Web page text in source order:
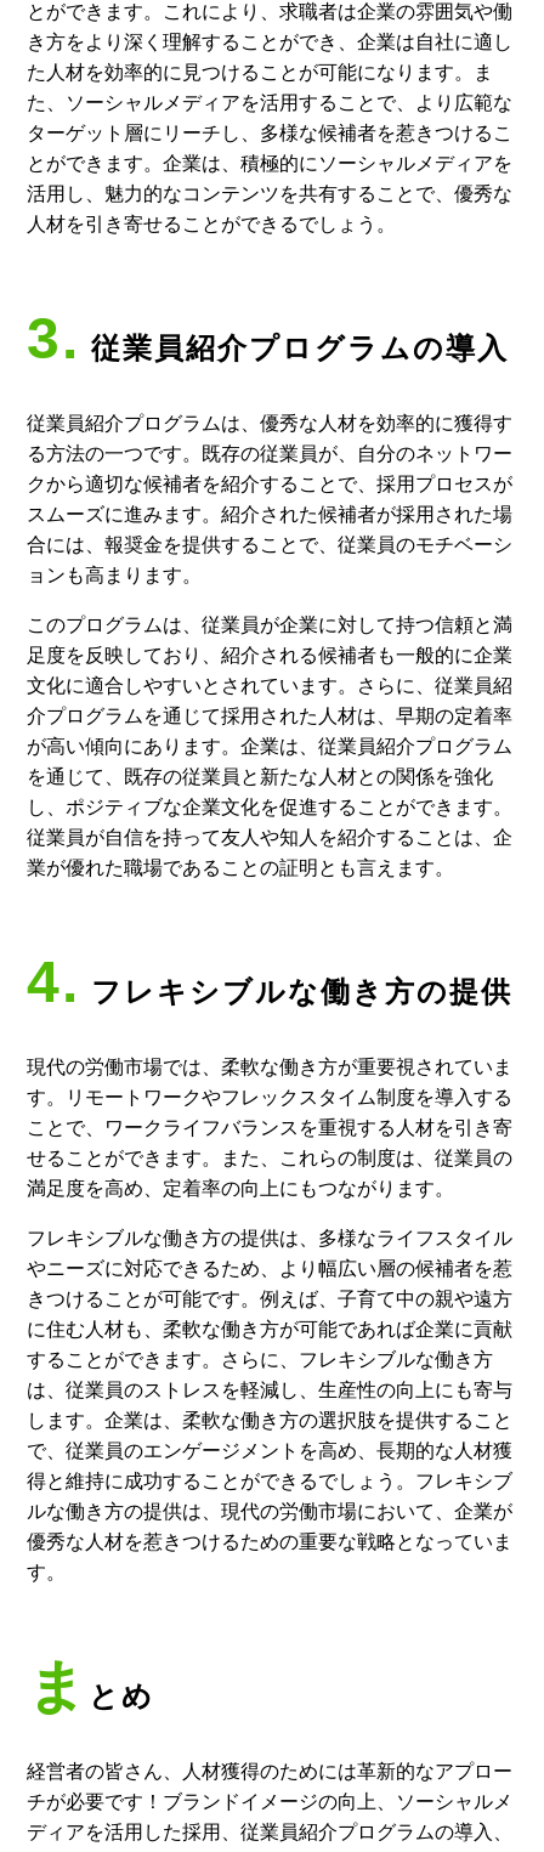
とができます。これにより、求職者は企業の雰囲気や働
き方をより深く理解することができ、企業は自社に適し
た人材を効率的に見つけることが可能になります。ま
た、ソーシャルメディアを活用することで、より広範な
ターゲット層にリーチし、多様な候補者を惹きつけるこ
とができます。企業は、積極的にソーシャルメディアを
活用し、魅力的なコンテンツを共有することで、優秀な
人材を引き寄せることができるでしょう。
3. 従業員紹介プログラムの導入
従業員紹介プログラムは、優秀な人材を効率的に獲得す
る方法の一つです。既存の従業員が、自分のネットワー
クから適切な候補者を紹介することで、採用プロセスが
スムーズに進みます。紹介された候補者が採用された場
合には、報奨金を提供することで、従業員のモチベーシ
ョンも高まります。
このプログラムは、従業員が企業に対して持つ信頼と満
足度を反映しており、紹介される候補者も一般的に企業
文化に適合しやすいとされています。さらに、従業員紹
介プログラムを通じて採用された人材は、早期の定着率
が高い傾向にあります。企業は、従業員紹介プログラム
を通じて、既存の従業員と新たな人材との関係を強化
し、ポジティブな企業文化を促進することができます。
従業員が自信を持って友人や知人を紹介することは、企
業が優れた職場であることの証明とも言えます。
4. フレキシブルな働き方の提供
現代の労働市場では、柔軟な働き方が重要視されていま
す。リモートワークやフレックスタイム制度を導入する
ことで、ワークライフバランスを重視する人材を引き寄
せることができます。また、これらの制度は、従業員の
満足度を高め、定着率の向上にもつながります。
フレキシブルな働き方の提供は、多様なライフスタイル
やニーズに対応できるため、より幅広い層の候補者を惹
きつけることが可能です。例えば、子育て中の親や遠方
に住む人材も、柔軟な働き方が可能であれば企業に貢献
することができます。さらに、フレキシブルな働き方
は、従業員のストレスを軽減し、生産性の向上にも寄与
します。企業は、柔軟な働き方の選択肢を提供すること
で、従業員のエンゲージメントを高め、長期的な人材獲
得と維持に成功することができるでしょう。フレキシブ
ルな働き方の提供は、現代の労働市場において、企業が
優秀な人材を惹きつけるための重要な戦略となっていま
す。
ま とめ
経営者の皆さん、人材獲得のためには革新的なアプロー
チが必要です！ブランドイメージの向上、ソーシャルメ
ディアを活用した採用、従業員紹介プログラムの導入、